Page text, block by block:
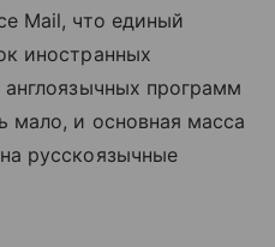
Mail, что единый
иностранных
программ
мало, и основная масса
русскоязычные